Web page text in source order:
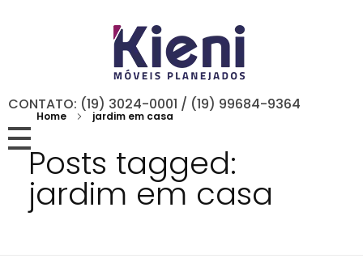
CONTATO: (19) 3024-0001 / (19) 99684-9364
Home jardim em casa
Posts tagged:
jardim em casa